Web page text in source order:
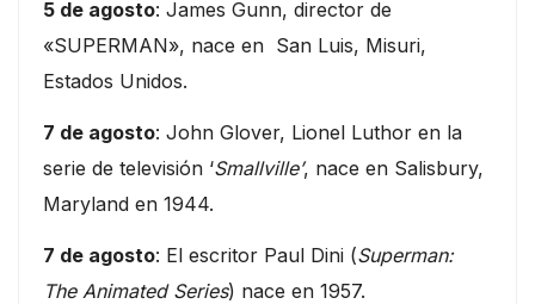
5 de agosto: James Gunn, director de
«SUPERMAN», nace en San Luis, Misuri,
Estados Unidos.
7 de agosto: John Glover, Lionel Luthor en la
serie de televisión ‘Smallville’, nace en Salisbury,
Maryland en 1944.
7 de agosto: El escritor Paul Dini (Superman:
The Animated Series) nace en 1957.